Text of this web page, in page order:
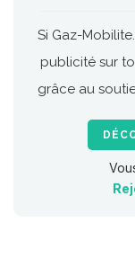
Si Gaz-
publicité sur
grâce au